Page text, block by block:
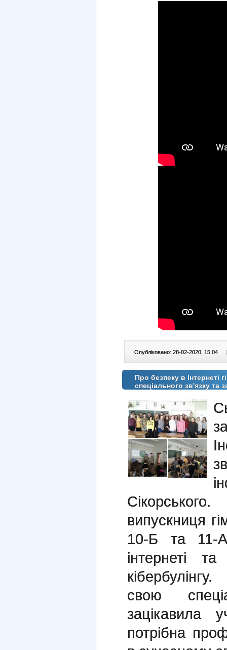
Опубліковано: 28-02-2020, 15:04 |
Про безпеку в Інтернеті
спеціального зв'язку та
випускниця
10-Б та 11-
інтернеті
свою
зацікавила
потрібна